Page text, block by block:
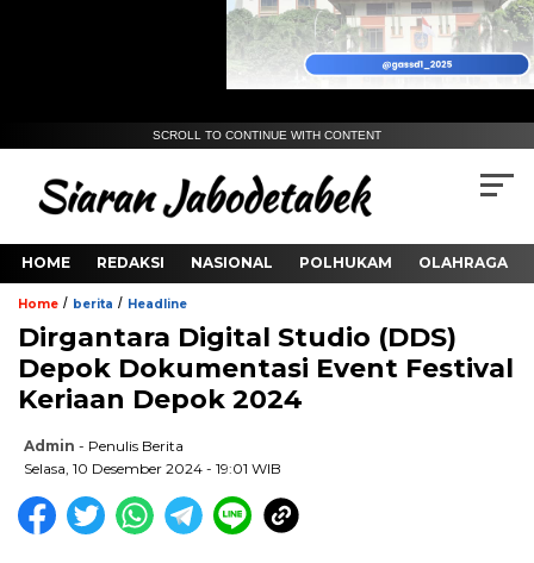
SCROLL TO CONTINUE WITH CONTENT
HOME REDAKSI NASIONAL POLHUKAM OLAHRAGA
Home / berita / Headline
Dirgantara Digital Studio (DDS)
Depok Dokumentasi Event Festival
Keriaan Depok 2024
Admin - Penulis Berita
Selasa, 10 Desember 2024 - 19:01 WIB